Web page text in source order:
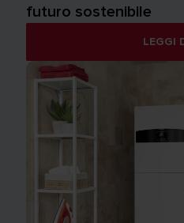
futuro sostenibile
LEGGI